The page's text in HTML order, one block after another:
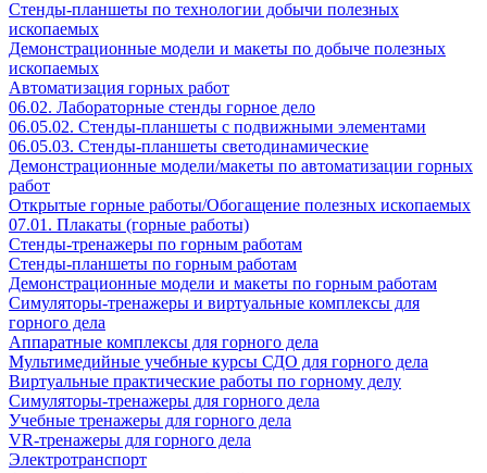
Стенды-планшеты по технологии добычи полезных
ископаемых
Демонстрационные модели и макеты по добыче полезных
ископаемых
Автоматизация горных работ
06.02. Лабораторные стенды горное дело
06.05.02. Стенды-планшеты с подвижными элементами
06.05.03. Стенды-планшеты светодинамические
Демонстрационные модели/макеты по автоматизации горных
работ
Открытые горные работы/Обогащение полезных ископаемых
07.01. Плакаты (горные работы)
Стенды-тренажеры по горным работам
Стенды-планшеты по горным работам
Демонстрационные модели и макеты по горным работам
Симуляторы-тренажеры и виртуальные комплексы для
горного дела
Аппаратные комплексы для горного дела
Мультимедийные учебные курсы СДО для горного дела
Виртуальные практические работы по горному делу
Симуляторы-тренажеры для горного дела
Учебные тренажеры для горного дела
VR-тренажеры для горного дела
Электротранспорт